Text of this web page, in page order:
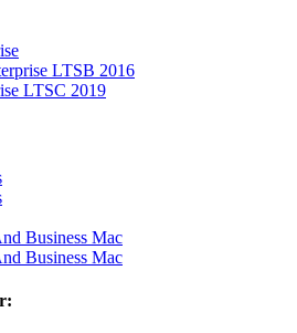
LTSB 2016
LTSC 2019
Business Mac
Business Mac